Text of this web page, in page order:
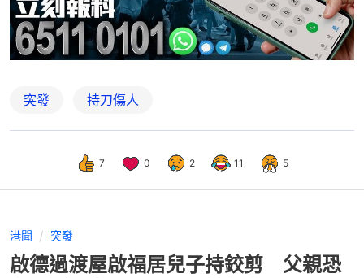
突發 持刀傷人
7 0 2 11 5
港聞 突發
啟德過渡屋啟福居兒子持鉸剪 父親恐